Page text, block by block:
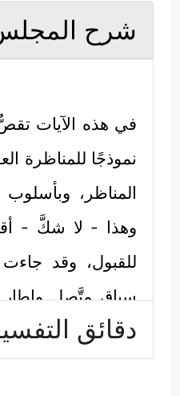
شرح
في هذه الآيات
نموذجًا للمناظرة
المناظر، وبأسلوب
وهذا - لا شكَّ -
للقبول، وقد
سياقٍ متَّصلٍ
القرآن الكبرى مع
صنعها الإنسان
دقائق